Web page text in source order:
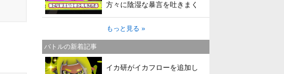
方々に陰湿な暴言を吐きまく
ってしまう
もっと見る »
バトルの新着記事
イカ研がイカフローを追加し